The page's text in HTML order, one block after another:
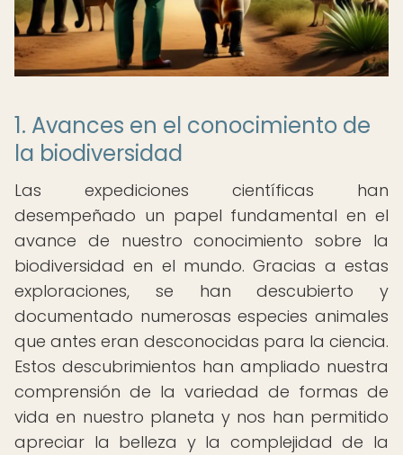
1. Avances en el conocimiento de
la biodiversidad
Las expediciones científicas han
desempeñado un papel fundamental en el
avance de nuestro conocimiento sobre la
biodiversidad en el mundo. Gracias a estas
exploraciones, se han descubierto y
documentado numerosas especies animales
que antes eran desconocidas para la ciencia.
Estos descubrimientos han ampliado nuestra
comprensión de la variedad de formas de
vida en nuestro planeta y nos han permitido
apreciar la belleza y la complejidad de la